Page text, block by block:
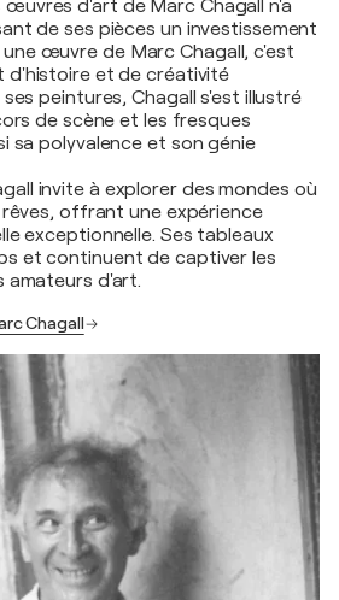
œuvres d'art de Marc Chagall n'a
de ses pièces un investissement
œuvre de Marc Chagall, c'est
d'histoire et de créativité
peintures, Chagall s'est illustré
de scène et les fresques
sa polyvalence et son génie
invite à explorer des mondes où
rêves, offrant une expérience
exceptionnelle. Ses tableaux
et continuent de captiver les
amateurs d'art.
Chagall